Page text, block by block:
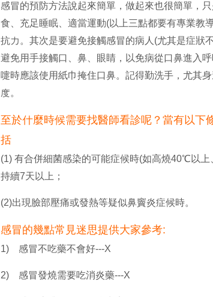
感冒的預防方法說起來簡單，做起來也很簡單，
食、充足睡眠、適當運動(以上三點都要有專業教
抗力。其次是要避免接觸感冒的病人(尤其是症狀
避免用手接觸口、鼻、眼睛，以免病從口鼻進入
嚏時應該使用紙巾掩住口鼻。記得勤洗手，尤其
度。
至於什麼時候需要找醫師看診呢？當有以下
括
(1) 有合併細菌感染的可能症候時(如高燒40℃以
持續7天以上；
(2)出現臉部壓痛或發熱等疑似鼻竇炎症候時。
感冒的幾點常見迷思提供大家參考:
1) 感冒不吃藥不會好---X
2) 感冒發燒需要吃消炎藥---X